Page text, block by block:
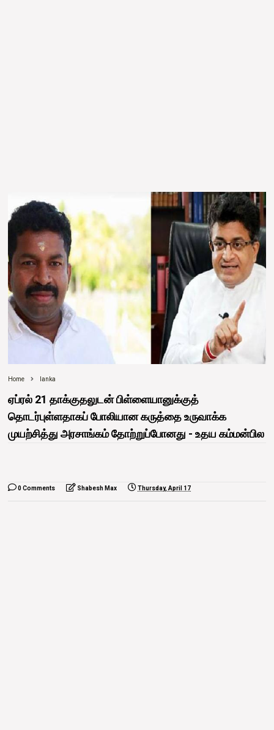
Home lanka
ஏப்ரல் 21 தாக்குதலுடன் பிள்ளையானுக்குத்
தொடர்புள்ளதாகப் போலியான கருத்தை உருவாக்க
முயற்சித்து அரசாங்கம் தோற்றுப்போனது - உதய கம்மன்பில
0 Comments Shabesh Max Thursday, April 17